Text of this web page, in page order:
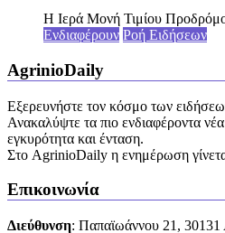
Η Ιερά Μονή Τιμίου
Ενδιαφέρουν Ροή Ειδήσεων
AgrinioDaily
Εξερευνήστε τον κόσμο των
Ανακαλύψτε τα πιο ενδιαφέροντα
εγκυρότητα και ένταση.
Στο AgrinioDaily η ενημέρωση
Επικοινωνία
Διεύθυνση: Παπαϊωάννου 21, 30131